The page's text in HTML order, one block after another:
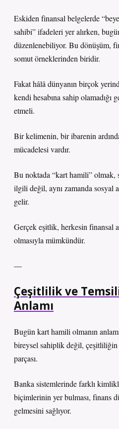
Eskiden finansal belgelerde
sahibi” ifadeleri yer alırken,
düzenlenebiliyor. Bu dönüşüm,
somut örneklerinden biridir.
Fakat hâlâ dünyanın birçok
kendi hesabına sahip olamadığı
etmeli.
Bir kelimenin, bir ibarenin
mücadelesi vardır.
Bu noktada “kart hamili” olmak,
ilgili değil, aynı zamanda sosyal
gelir.
Gerçek eşitlik, herkesin finansal
olmasıyla mümkündür.
—
Çeşitlilik ve
Anlamı
Bugün kart hamili olmanın
bireysel sahiplik değil, çeşitliliğin
parçası.
Banka sistemlerinde farklı
biçimlerinin yer bulması, finans
gelmesini sağlıyor.